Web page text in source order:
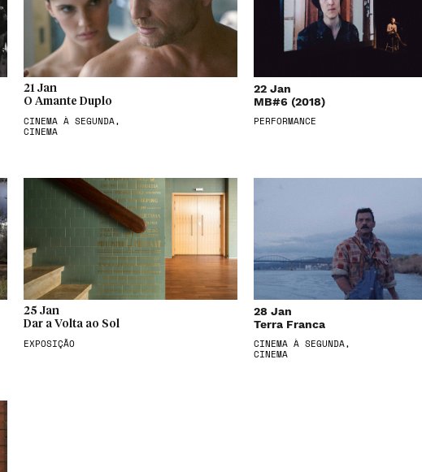
21 Jan
O Amante Duplo
CINEMA À SEGUNDA,
CINEMA
22 Jan
MB#6 (2018)
PERFORMANCE
25 Jan
Dar a Volta ao Sol
EXPOSIÇÃO
28 Jan
Terra Franca
CINEMA À SEGUNDA,
CINEMA